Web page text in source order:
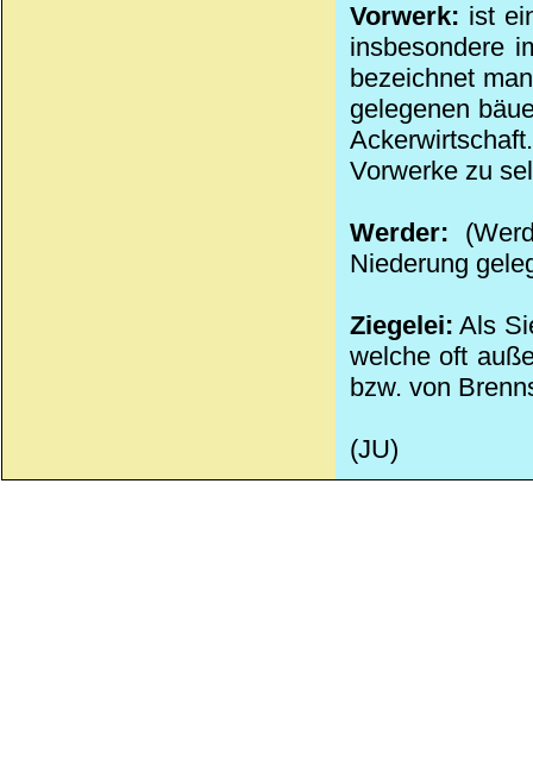
Vorwerk: ist
insbesondere
bezeichnet
gelegenen
Vorwerke zu
Werder:
Niederung
Ziegelei: Als
welche oft
bzw. von
(JU)